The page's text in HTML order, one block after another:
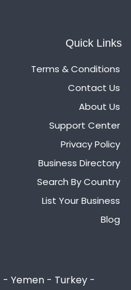
Quick Links
Terms & Conditions
Contact Us
About Us
Support Center
Privacy Policy
Business Directory
Search By Country
List Your Business
Blog
- Yemen - Turkey -